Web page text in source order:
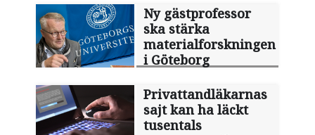
Ny gästprofessor
ska stärka
materialforskningen
i Göteborg
Privattandläkarnas
sajt kan ha läckt
tusentals